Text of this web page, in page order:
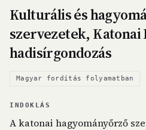
Kulturális és
szervezetek,
hadisírgondozás
Magyar fordítás folyamatban
INDOKLÁS
A katonai hagyományőrző